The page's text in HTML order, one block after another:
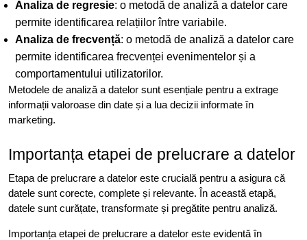
Analiza de regresie: o metodă de analiză a datelor care
permite identificarea relațiilor între variabile.
Analiza de frecvență: o metodă de analiză a datelor care
permite identificarea frecvenței evenimentelor și a
comportamentului utilizatorilor.
Metodele de analiză a datelor sunt esențiale pentru a extrage
informații valoroase din date și a lua decizii informate în
marketing.
Importanța etapei de prelucrare a datelor
Etapa de prelucrare a datelor este crucială pentru a asigura că
datele sunt corecte, complete și relevante. În această etapă,
datele sunt curățate, transformate și pregătite pentru analiză.
Importanța etapei de prelucrare a datelor este evidentă în